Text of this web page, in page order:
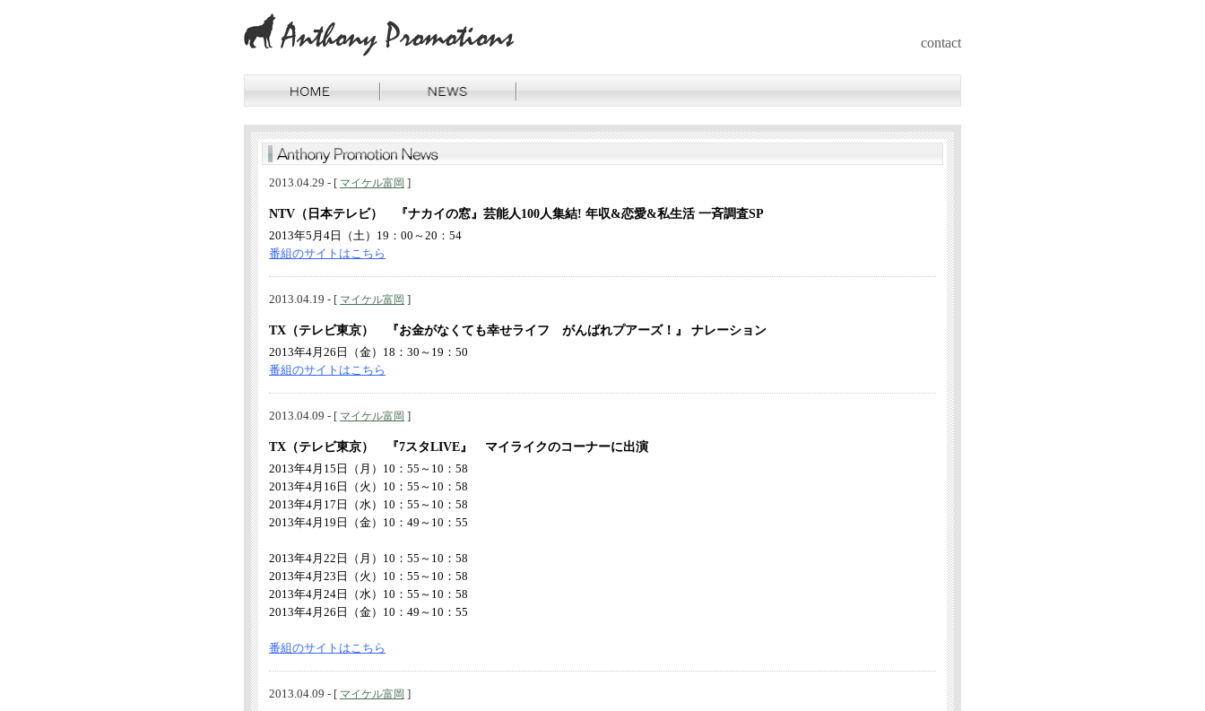
2013.04.29 - [ マイケル富岡 ]
NTV（日本テレビ） 『ナカイの窓』芸能人100人集結! 年収&恋愛&私生活 一斉調査SP
2013年5月4日（土）19：00～20：54
番組のサイトはこちら
2013.04.19 - [ マイケル富岡 ]
TX（テレビ東京） 『お金がなくても幸せライフ がんばれプアーズ！』 ナレーション
2013年4月26日（金）18：30～19：50
番組のサイトはこちら
2013.04.09 - [ マイケル富岡 ]
TX（テレビ東京） 『7スタLIVE』 マイライクのコーナーに出演
2013年4月15日（月）10：55～10：58
2013年4月16日（火）10：55～10：58
2013年4月17日（水）10：55～10：58
2013年4月19日（金）10：49～10：55
2013年4月22日（月）10：55～10：58
2013年4月23日（火）10：55～10：58
2013年4月24日（水）10：55～10：58
2013年4月26日（金）10：49～10：55
番組のサイトはこちら
2013.04.09 - [ マイケル富岡 ]
contact